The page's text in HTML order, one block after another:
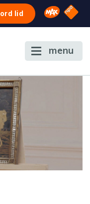
lid Omroep
NPO
menu